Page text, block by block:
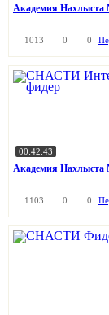
Академия Нахлыста
1013 0 0
00:42:43
Академия Нахлыста
1103 0 0